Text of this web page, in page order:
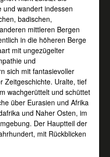
und wandert indessen
badischen,
mittleren Bergen
in die höheren Berge
mit ungezügelter
und
sich mit fantasievoller
Zeitgeschichte. Uralte, tief
wachgerüttelt und schüttet
über Eurasien und Afrika
und Naher Osten, im
Der Hauptteil der
mit Rückblicken